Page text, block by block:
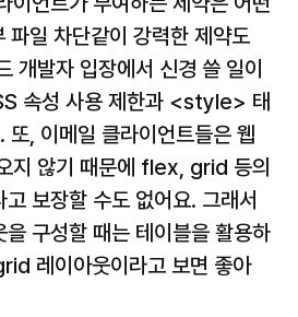
파일 차단같이 강력한 제약도
개발자 입장에서 신경 쓸 일이
속성 사용 제한과 <style> 태
또, 이메일 클라이언트들은 웹
지 않기 때문에 flex, grid 등의
보장할 수도 없어요. 그래서
을 구성할 때는 테이블을 활용하
레이아웃이라고 보면 좋아